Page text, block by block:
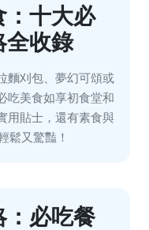
：十大必
全收錄
麵刈包、夢幻可頌或
吃美食如享初食堂和
用貼士，還有素食與
鬆又驚豔！
：必吃餐